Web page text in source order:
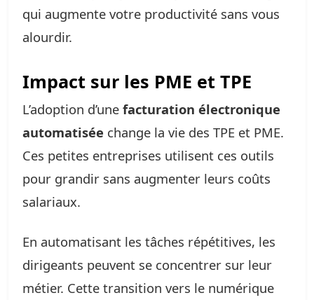
qui augmente votre productivité sans vous
alourdir.
Impact sur les PME et TPE
L’adoption d’une facturation électronique
automatisée change la vie des TPE et PME.
Ces petites entreprises utilisent ces outils
pour grandir sans augmenter leurs coûts
salariaux.
En automatisant les tâches répétitives, les
dirigeants peuvent se concentrer sur leur
métier. Cette transition vers le numérique